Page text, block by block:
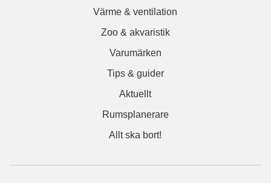
Värme & ventilation
Zoo & akvaristik
Varumärken
Tips & guider
Aktuellt
Rumsplanerare
Allt ska bort!